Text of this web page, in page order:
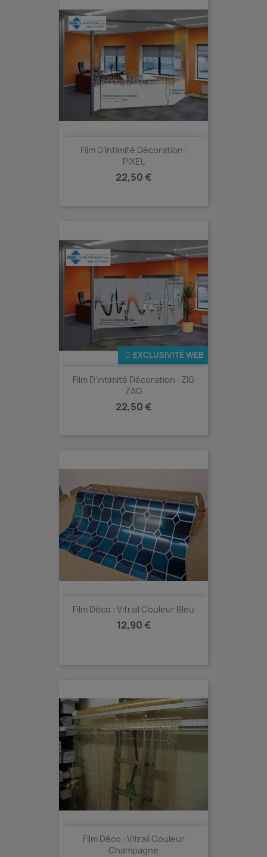
Film D'Intimité Décoration :
PIXEL
Prix
22,50 €
Film D'intimité Décoration : ZIG
ZAG
Prix
22,50 €
EXCLUSIVITÉ WEB
Film Déco : Vitrail Couleur Bleu
Prix
12,90 €
Film Déco : Vitrail Couleur
Champagne